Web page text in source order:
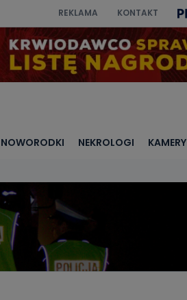
REKLAMA KONTAKT
NOWORODKI NEKROLOGI KAMERY